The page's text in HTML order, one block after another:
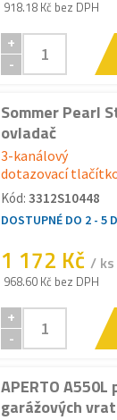
918.18 Kč bez DPH
+
-
Sommer Pearl
ovladač
3-kanálový
dotazovací
Kód: 3312S10448
DOSTUPNÉ DO 2 - 5
1 172 Kč / ks
968.60 Kč bez DPH
+
-
APERTO A550L
garážových vrat